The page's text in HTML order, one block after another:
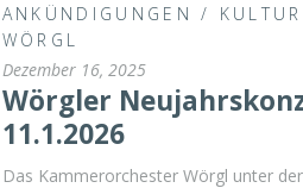
ANKÜNDIGUNGEN / KULTUR
WÖRGL
Dezember 16, 2025
Wörgler
11.1.2026
Das Kammerorchester Wörgl unter